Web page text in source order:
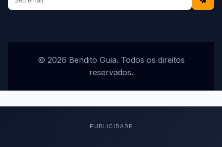
© 2026 Bendito Guia. Todos os direitos
reservados.